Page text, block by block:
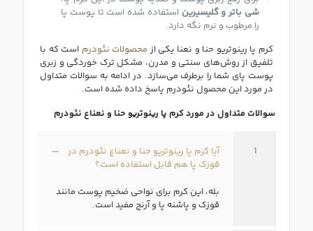
شی باتر و گلیسیرین استفاده شده‌ است تا پوست پا
را مرطوب و نرم نگه دارد.
کرم پا رینوتریو حنا و نعنا یکی از محصولات نئودرم است که با
تلفیق از روش‌های سنتی و مدرن، مشکل ترک خوردگی و زبری
پوست پای شما را برطرف می‌سازد. در ادامه به سوالات متداول
در مورد این محصول نئودرم پاسخ داده شده است.
سوالات متداول در مورد کرم پا رینوتریو حنا و نعناع نئودرم
1
آیا کرم پا رینوتریو حنا و نعناع نئودرم در
قوزک پا هم قابل استفاده است؟
بله، این کرم برای نواحی ضخیم پوست مانند
قوزک و پاشنه پا و آرنج مفید است.